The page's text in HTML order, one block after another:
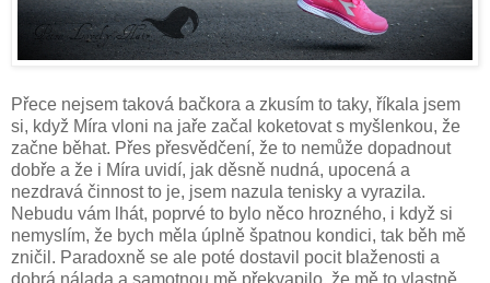
Přece nejsem taková bačkora a zkusím to taky, říkala jsem
si, když Míra vloni na jaře začal koketovat s myšlenkou, že
začne běhat. Přes přesvědčení, že to nemůže dopadnout
dobře a že i Míra uvidí, jak děsně nudná, upocená a
nezdravá činnost to je, jsem nazula tenisky a vyrazila.
Nebudu vám lhát, poprvé to bylo něco hrozného, i když si
nemyslím, že bych měla úplně špatnou kondici, tak běh mě
zničil. Paradoxně se ale poté dostavil pocit blaženosti a
dobrá nálada a samotnou mě překvapilo, že mě to vlastně